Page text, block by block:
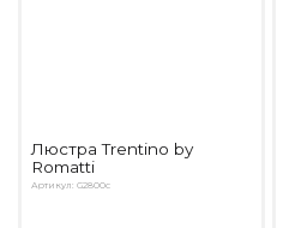
Люстра Trentino by
Romatti
Артикул: G2800c